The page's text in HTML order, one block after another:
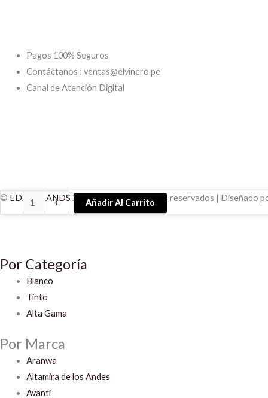
Pagos 100% Seguros
Contáctanos : ventas@elvinero.pe
Canal de Atención Digital
© EDAL BRANDS 2022 todos los derechos reservados | Diseñado
-
Thank
you
+ Añadir Al Carrito
Por Categoría
Blanco
Tinto
Alta Gama
Por Marca
Aranwa
Altamira de los Andes
Avanti